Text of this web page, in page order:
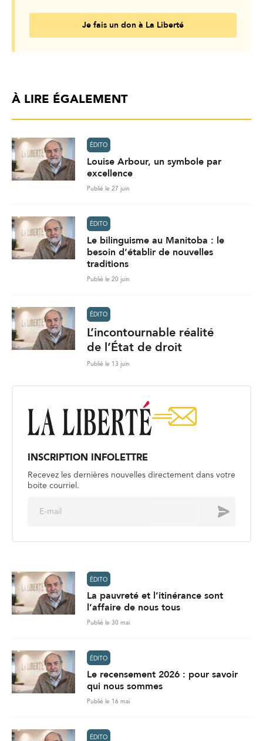
Je fais un don à La Liberté
À LIRE ÉGALEMENT
ÉDITO
Louise Arbour, un symbole par
excellence
Publié le 27 juin
ÉDITO
Le bilinguisme au Manitoba : le
besoin d’établir de nouvelles
traditions
Publié le 20 juin
ÉDITO
L’incontournable réalité
de l’État de droit
Publié le 13 juin
INSCRIPTION INFOLETTRE
Recevez les dernières nouvelles directement dans votre
boite courriel.
Envoyer
ÉDITO
La pauvreté et l’itinérance sont
l’affaire de nous tous
Publié le 30 mai
ÉDITO
Le recensement 2026 : pour savoir
qui nous sommes
Publié le 16 mai
ÉDITO